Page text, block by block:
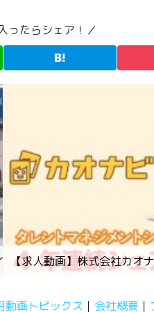
ったらシェア！／
【求人動画】株式会社カオ
ンタビュー①
動画トピックス 会社概要